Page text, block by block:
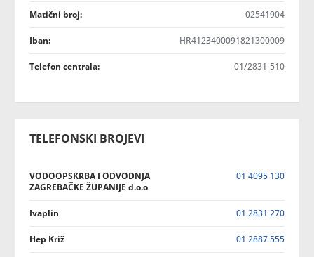
Matični broj: 02541904
Iban: HR4123400091821300009
Telefon centrala: 01/2831-510
TELEFONSKI BROJEVI
VODOOPSKRBA I ODVODNJA
ZAGREBAČKE ŽUPANIJE d.o.o
01 4095 130
Ivaplin 01 2831 270
Hep Križ 01 2887 555